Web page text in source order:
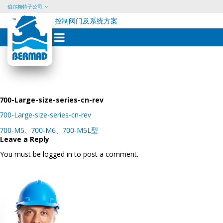
Skip
content
伯尔梅特子公司
控制阀门及系统方案
700-Large-size-series-cn-rev
700-Large-size-series-cn-rev
Post
navigation
700-M5、700-M6、700-M5L型
Leave a Reply
You must be logged in to post a comment.